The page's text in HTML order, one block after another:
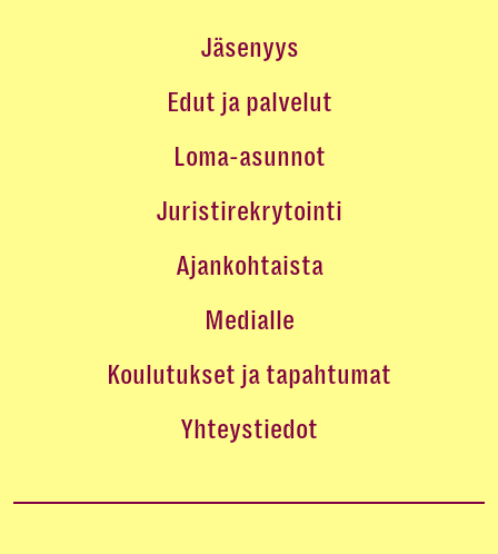
Jäsenyys
Edut ja palvelut
Loma-asunnot
Juristirekrytointi
Ajankohtaista
Medialle
Koulutukset ja tapahtumat
Yhteystiedot